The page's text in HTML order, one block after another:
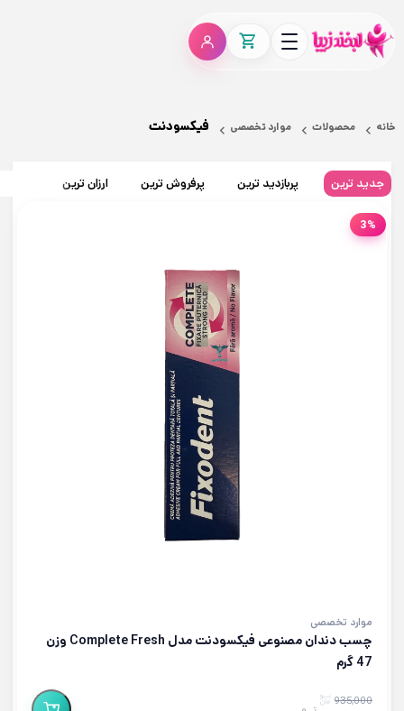
خانه محصولات موارد تخصصی فیکسودنت
جدید ترین پربازدید ترین پرفروش ترین ارزان ترین
3%
موارد تخصصی
چسب دندان مصنوعی فیکسودنت مدل Complete Fresh وزن
47 گرم
935,000